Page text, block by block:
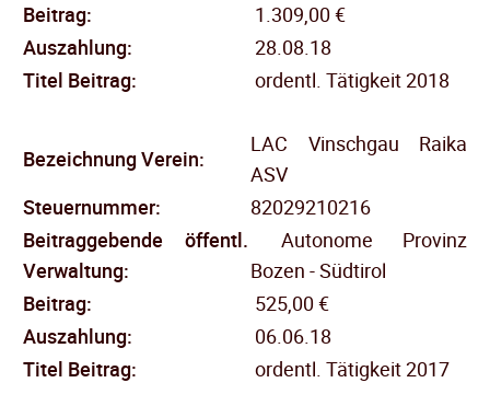
Beitrag:
1.309,00 €
Auszahlung:
28.08.18
Titel Beitrag:
ordentl. Tätigkeit 2018
Bezeichnung Verein:
LAC Vinschgau Raika
ASV
Steuernummer:
82029210216
Beitraggebende öffentl.
Verwaltung:
Autonome Provinz
Bozen - Südtirol
Beitrag:
525,00 €
Auszahlung:
06.06.18
Titel Beitrag:
ordentl. Tätigkeit 2017